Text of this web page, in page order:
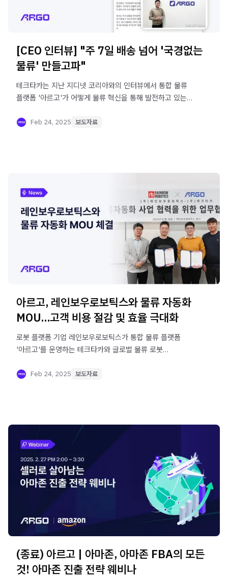
[CEO 인터뷰] "주 7일 배송 넘어 '국경없는
물류' 만들고파"
테크타카는 지난 지디넷 코리아와의 인터뷰에서 통합 물류
플랫폼 '아르고'가 어떻게 물류 혁신을 통해 발전하고 있는지
Feb 24, 2025 보도자료
아르고, 레인보우로보틱스와 물류 자동화
MOU...고객 비용 절감 및 효율 극대화
로봇 플랫폼 기업 레인보우로보틱스가 통합 물류 플랫폼
'아르고'를 운영하는 테크타카와 글로벌 물류 로봇
Feb 24, 2025 보도자료
(종료) 아르고 | 아마존, 아마존 FBA의 모든
것! 아마존 진출 전략 웨비나